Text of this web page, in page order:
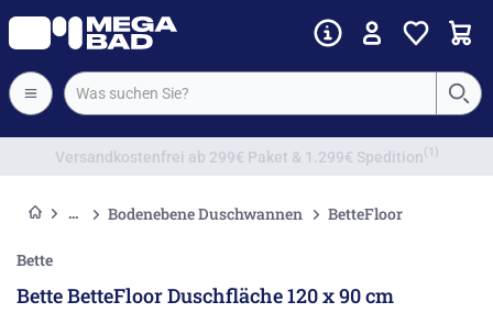
Vorkassenrabatt
Bodenebene Duschwannen BetteFloor
Bette
Bette BetteFloor Duschfläche 120 x 90 cm